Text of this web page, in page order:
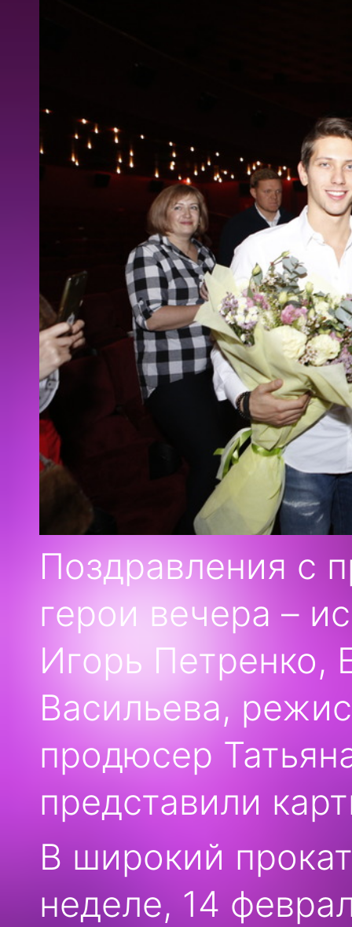
Поздравления с
герои вечера –
Игорь Петренко,
Васильева,
продюсер
представили
В широкий
неделе, 14